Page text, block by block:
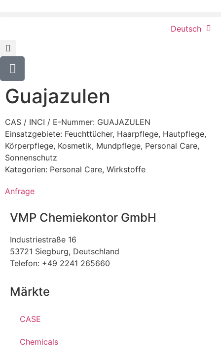
Deutsch
Guajazulen
CAS / INCI / E-Nummer: GUAJAZULEN
Einsatzgebiete: Feuchttücher, Haarpflege, Hautpflege,
Körperpflege, Kosmetik, Mundpflege, Personal Care,
Sonnenschutz
Kategorien: Personal Care, Wirkstoffe
Anfrage
VMP Chemiekontor GmbH
Industriestraße 16
53721 Siegburg, Deutschland
Telefon: +49 2241 265660
Märkte
CASE
Chemicals